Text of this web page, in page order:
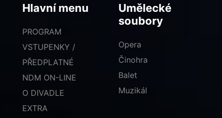
Hlavní menu
PROGRAM
VSTUPENKY /
PŘEDPLATNÉ
NDM ON-LINE
O DIVADLE
EXTRA
Umělecké
soubory
Opera
Činohra
Balet
Muzikál